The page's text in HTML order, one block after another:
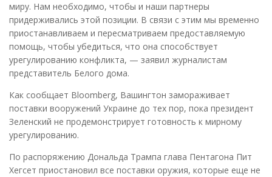
миру. Нам необходимо, чтобы и наши партнеры
придерживались этой позиции. В связи с этим мы временно
приостанавливаем и пересматриваем предоставляемую
помощь, чтобы убедиться, что она способствует
урегулированию конфликта, — заявил журналистам
представитель Белого дома.
Как сообщает Bloomberg, Вашингтон замораживает
поставки вооружений Украине до тех пор, пока президент
Зеленский не продемонстрирует готовность к мирному
урегулированию.
По распоряжению Дональда Трампа глава Пентагона Пит
Хегсет приостановил все поставки оружия, которые еще не